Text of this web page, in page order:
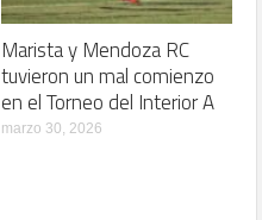
Marista y Mendoza RC
tuvieron un mal comienzo
en el Torneo del Interior A
marzo 30, 2026